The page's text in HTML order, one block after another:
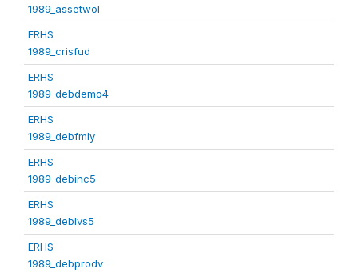
1989_assetwol
ERHS
1989_crisfud
ERHS
1989_debdemo4
ERHS
1989_debfmly
ERHS
1989_debinc5
ERHS
1989_deblvs5
ERHS
1989_debprodv